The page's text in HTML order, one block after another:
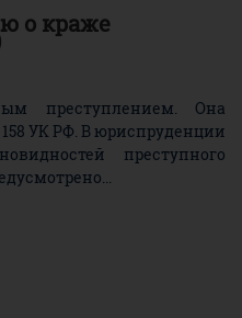
о краже
преступлением. Она
УК РФ. В юриспруденции
преступного